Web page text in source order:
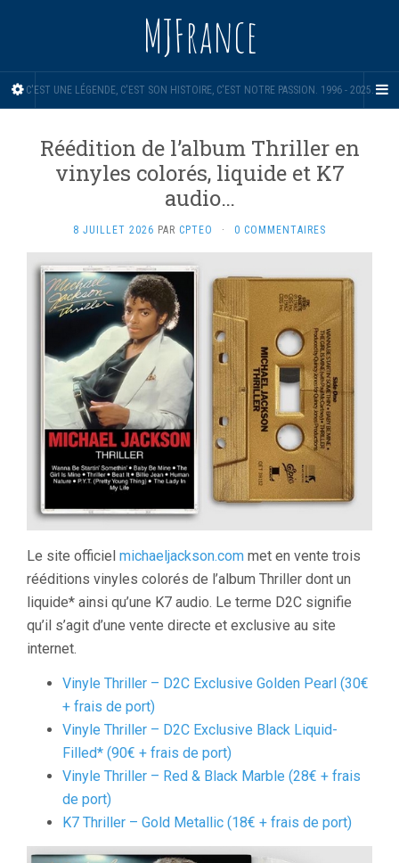
MJFrance
C'EST UNE LÉGENDE, C'EST SON HISTOIRE, C'EST NOTRE PASSION. 1996 - 2025.
Réédition de l’album Thriller en
vinyles colorés, liquide et K7
audio…
8 JUILLET 2026 PAR CPTEO · 0 COMMENTAIRES
Le site officiel michaeljackson.com met en vente trois
rééditions vinyles colorés de l’album Thriller dont un
liquide* ainsi qu’une K7 audio. Le terme D2C signifie
qu’il s’agit d’une vente directe et exclusive au site
internet.
Vinyle Thriller – D2C Exclusive Golden Pearl (30€
+ frais de port)
Vinyle Thriller – D2C Exclusive Black Liquid-
Filled* (90€ + frais de port)
Vinyle Thriller – Red & Black Marble (28€ + frais
de port)
K7 Thriller – Gold Metallic (18€ + frais de port)